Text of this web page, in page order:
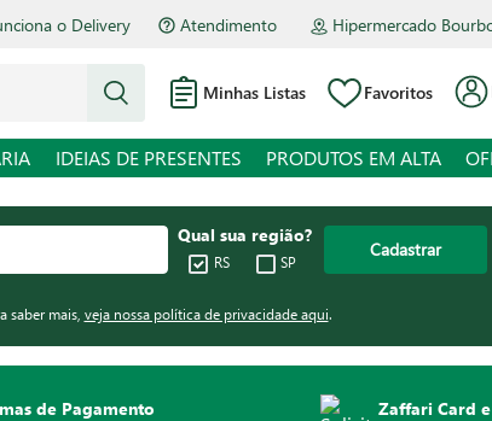
o Delivery Atendimento Hipermercado
Minhas Listas Favoritos
IDEIAS DE PRESENTES PRODUTOS EM ALTA
Qual sua região?
RS SP
Cadastrar
saber mais, veja nossa política de privacidade aqui.
de Pagamento Zaffari Card